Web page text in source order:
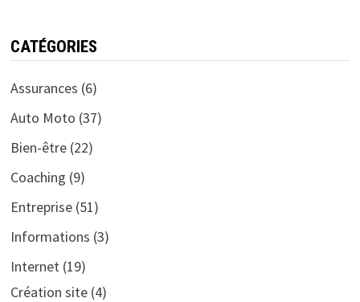
CATÉGORIES
Assurances (6)
Auto Moto (37)
Bien-être(22)
Coaching (9)
Entreprise(51)
Informations (3)
Internet(19)
Création site(4)